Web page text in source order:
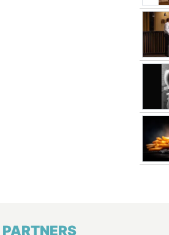
PARTNERS